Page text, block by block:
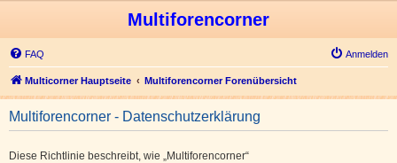
Multiforencorner
FAQ Anmelden
Multicorner Hauptseite Multiforencorner Forenübersicht
Multiforencorner - Datenschutzerklärung
Diese Richtlinie beschreibt, wie „Multiforencorner“